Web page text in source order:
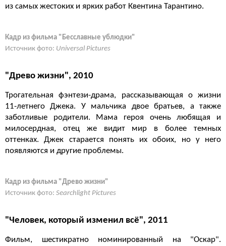
из самых жестоких и ярких работ Квентина Тарантино.
Кадр из фильма "Бесславные ублюдки"
Источник фото: Universal Pictures
"Древо жизни", 2010
Трогательная фэнтези-драма, рассказывающая о жизни
11-летнего Джека. У мальчика двое братьев, а также
заботливые родители. Мама героя очень любящая и
милосердная, отец же видит мир в более темных
оттенках. Джек старается понять их обоих, но у него
появляются и другие проблемы.
Кадр из фильма "Древо жизни"
Источник фото: Searchlight Pictures
"Человек, который изменил всё", 2011
Фильм, шестикратно номинированный на "Оскар".